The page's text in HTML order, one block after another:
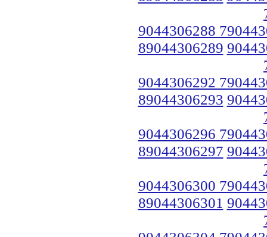
9044306288
89044306289
9044306292
89044306293
9044306296
89044306297
9044306300
89044306301